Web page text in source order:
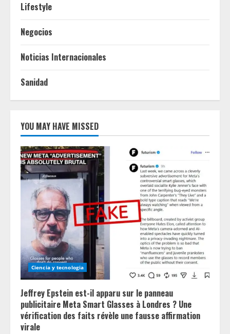
Lifestyle
Negocios
Noticias Internacionales
Sanidad
YOU MAY HAVE MISSED
Ciencia y tecnologia
Jeffrey Epstein est-il apparu sur le panneau
publicitaire Meta Smart Glasses à Londres ? Une
vérification des faits révèle une fausse affirmation
virale